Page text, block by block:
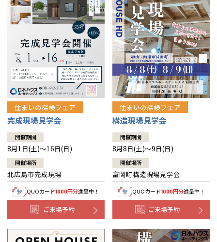
直営工事
1メーターモジュール
冷暖房標準装備
24時間対応コールセンター
デザイン賞各種受賞
セントラルヒーティング
外観・インテリア集
暮らし方提案
住まいのコラム
住まいのお手入れ集
リフォームの流れ
介護保険利用で快適リフォーム
安心のサポートシステム
展示場案内
分譲マンション
分譲マンション トップ
ワザックとは
高い信頼性
安心の管理体制
ギャラリー
会社情報
会社情報 トップ
ニュースリリース
代表ごあいさつ
企業理念
会社概要
事業部紹介
IR情報
お問い合わせ
会員サイト
住まいの探検フェア
完成現場見学会
開催期間
8月1日(土)～16日(日)
開催場所
北広島市完成現場
QUOカード1000円分進呈中！
ご来場予約
住まいの探検フェア
構造現場見学会
開催期間
8月8日(土)～9日(日)
開催場所
富岡町構造現場見学会
QUOカード1000円分進呈中！
ご来場予約